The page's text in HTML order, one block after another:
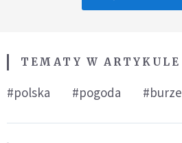
TEMATY W ARTYKULE
#polska #pogoda #burze